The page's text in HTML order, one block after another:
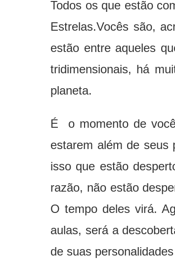
Todos os que estão
Estrelas.Vocês são,
estão entre aqueles
tridimensionais, há
planeta.
É o momento de
estarem além de seus
isso que estão
razão, não estão
O tempo deles virá.
aulas, será a
de suas